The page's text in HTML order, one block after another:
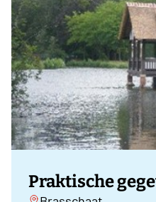
Praktische